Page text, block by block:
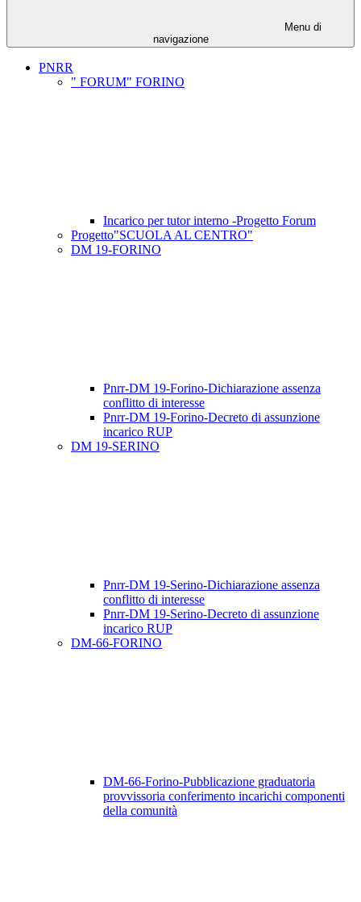
Menu di
navigazione
PNRR
" FORUM" FORINO
Incarico per tutor interno -Progetto Forum
Progetto"SCUOLA AL CENTRO"
DM 19-FORINO
Pnrr-DM 19-Forino-Dichiarazione assenza
conflitto di interesse
Pnrr-DM 19-Forino-Decreto di assunzione
incarico RUP
DM 19-SERINO
Pnrr-DM 19-Serino-Dichiarazione assenza
conflitto di interesse
Pnrr-DM 19-Serino-Decreto di assunzione
incarico RUP
DM-66-FORINO
DM-66-Forino-Pubblicazione graduatoria
provvissoria conferimento incarichi componenti
della comunità